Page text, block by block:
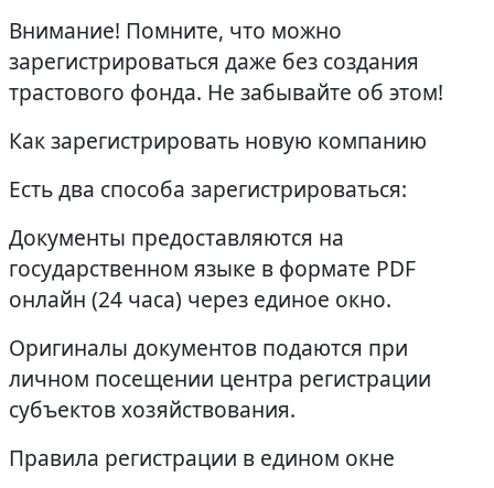
Внимание! Помните, что можно
зарегистрироваться даже без создания
трастового фонда. Не забывайте об этом!
Как зарегистрировать новую компанию
Есть два способа зарегистрироваться:
Документы предоставляются на
государственном языке в формате PDF
онлайн (24 часа) через единое окно.
Оригиналы документов подаются при
личном посещении центра регистрации
субъектов хозяйствования.
Правила регистрации в едином окне